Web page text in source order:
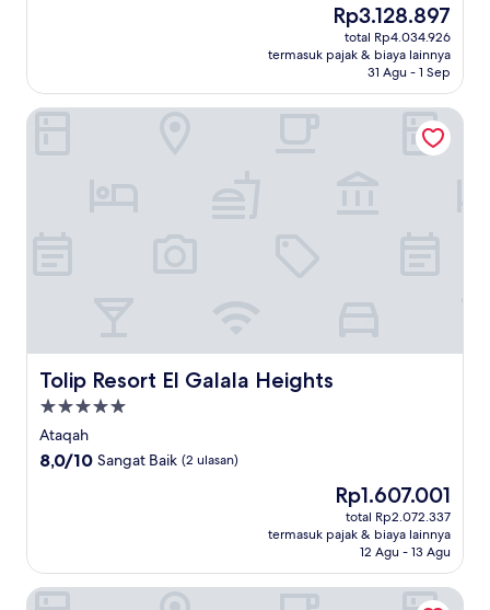
ulasan)
Harga
sekarang
Rp3.128.897
Rp3.128.897
total Rp4.034.926
termasuk pajak & biaya lainnya
31 Agu - 1 Sep
Tolip Resort El Galala Heights
Tolip Resort El Galala Heights
Properti
bintang
5.0
Ataqah
8.0
ulasan)
8,0/10 Sangat Baik (2 ulasan)
Harga
sekarang
Rp1.607.001
Rp1.607.001
total Rp2.072.337
termasuk pajak & biaya lainnya
12 Agu - 13 Agu
Tolip Resort El Galala Heights
Kefi Palmera Beach Resort El Sokhna - Family Only